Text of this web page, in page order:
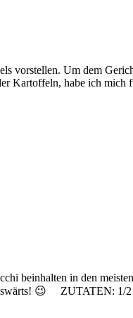
vorstellen. Um dem
Kartoffeln, habe ich
beinhalten in den
auswärts! 😉 ZUTATEN: